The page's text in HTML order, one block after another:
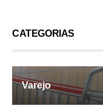
CATEGORIAS
Varejo